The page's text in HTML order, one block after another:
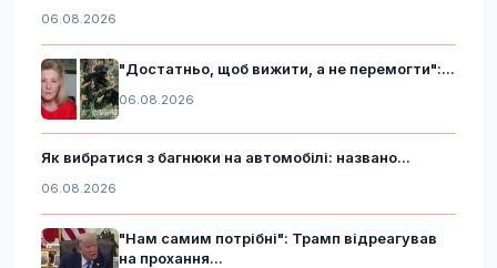
06.08.2026
"Достатньо, щоб вижити, а не перемогти":...
06.08.2026
Як вибратися з багнюки на автомобілі: названо...
06.08.2026
"Нам самим потрібні": Трамп відреагував
на прохання...